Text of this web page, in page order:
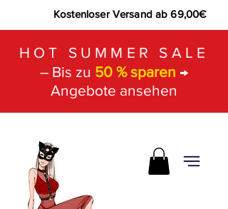
Kostenloser Versand ab 69,00€
HOT SUMMER SALE
– Bis zu 50 % sparen →
Angebote ansehen